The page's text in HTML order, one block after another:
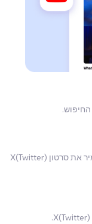
לחץ על כפתור "המר", ו-SubEasy יתחיל מיד להמיר את סרטון X(Twitter)